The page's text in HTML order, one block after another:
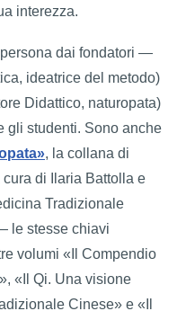
interezza.
persona dai fondatori —
ideatrice del metodo)
Didattico, naturopata)
studenti. Sono anche
, la collana di
di Ilaria Battolla e
Tradizionale
le stesse chiavi
volumi «Il Compendio
«Il Qi. Una visione
Cinese» e «Il